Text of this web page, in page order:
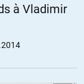
le résultat du
à Vladimir